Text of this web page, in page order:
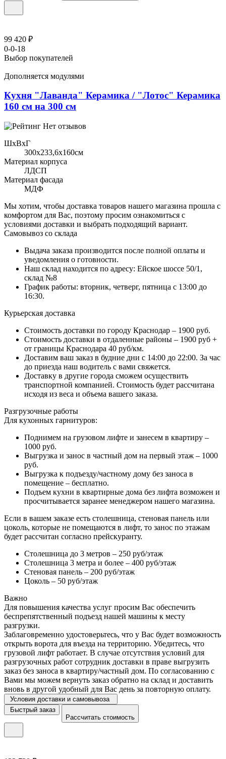
99 420 ₽
0-0-18
Выбор покупателей
Дополняется модулями
Кухня "Лаванда" Керамика / "Лотос" Керамика
160 см на 300 см
Нет отзывов
ШхВхГ
300x233,6х160см
Материал корпуса
ЛДСП
Материал фасада
МДФ
Мы хотим, чтобы доставка товаров нашего магазина прошла с
комфортом для Вас, поэтому просим ознакомиться с
условиями доставки и выбрать подходящий вариант.
Самовывоз со склада
Выдача заказа производится после полной оплаты и
уведомления о готовности.
Наш склад находится по адресу: Ейское шоссе 50/1,
склад №8
График работы: вторник, четверг, пятница с 13:00 до
16:30.
Курьерская доставка
Стоимость доставки по городу Краснодар – 1900 руб.
Стоимость доставки в отдаленные районы – 1900 руб +
от границы Краснодара 40 руб/км.
Доставим ваш заказ в будние дни с 14:00 до 22:00. За час
до приезда наш водитель с вами свяжется.
Доставку в другие города сможем осуществить
транспортной компанией. Стоимость будет рассчитана
исходя из веса и объема вашего заказа.
Разгрузочные работы
Для кухонных гарнитуров:
Поднимем на грузовом лифте и занесем в квартиру –
1000 руб.
Выгрузка и занос в частный дом на первый этаж – 1000
руб.
Выгрузка к подъезду/частному дому без заноса в
помещение – бесплатно.
Подъем кухни в квартирные дома без лифта возможен и
просчитывается заранее менеджером нашего магазина.
Если в вашем заказе есть столешница, стеновая панель или
цоколь, которые не помещаются в лифт, то занос по этажам
будет рассчитан согласно прейскуранту.
Столешница до 3 метров – 250 руб/этаж
Столешница 3 метра и более – 400 руб/этаж
Стеновая панель – 200 руб/этаж
Цоколь – 50 руб/этаж
Важно
Для повышения качества услуг просим Вас обеспечить
беспрепятственный подъезд нашей машины к месту
разгрузки.
Заблаговременно удостоверьтесь, что у Вас будет возможность
открыть ворота для въезда на территорию. Убедитесь, что
грузовой лифт работает. В случае отсутствия условий для
разгрузочных работ сотрудник доставки в праве выгрузить
заказ без заноса в квартиру/частный дом. По согласованию с
Вами мы можем вернуть заказ обратно на склад и доставить
вновь в другой удобный для Вас день за повторную оплату.
Условия доставки и самовывоза
Быстрый заказ
Рассчитать стоимость